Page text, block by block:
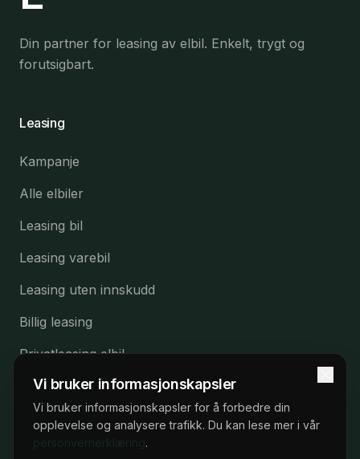
Vi bruker informasjonskapsler
Vi bruker informasjonskapsler for å forbedre din
opplevelse og analysere trafikk. Du kan lese mer i vår
personvernerklæring.
Din partner for leasing av elbil. Enkelt, trygt og
forutsigbart.
Leasing
Kampanje
Alle elbiler
Leasing bil
Leasing varebil
Leasing uten innskudd
Billig leasing
Privatleasing elbil
Leasing SUV
Få tilbud
Spørsmål og svar